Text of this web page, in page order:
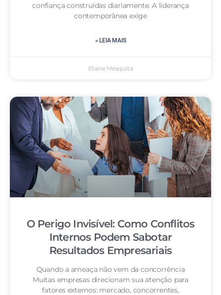
confiança construídas diariamente. A liderança
contemporânea exige
» LEIA MAIS
Eliane Mesquita
O Perigo Invisível: Como Conflitos
Internos Podem Sabotar
Resultados Empresariais
Quando a ameaça não vem da concorrência
Muitas empresas direcionam sua atenção para
fatores externos: mercado, concorrentes,